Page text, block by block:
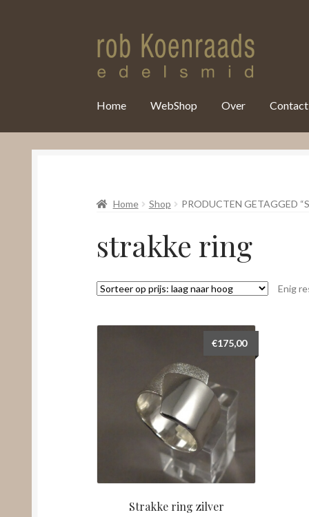
Home WebShop Over Contact
Home Shop PRODUCTEN GETAGGED
strakke ring
Enig
Strakke ring zilver
€175,00